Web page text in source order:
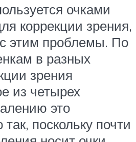
очками
коррекции зрения,
этим проблемы. По
в разных
зрения
из четырех
это
поскольку почти